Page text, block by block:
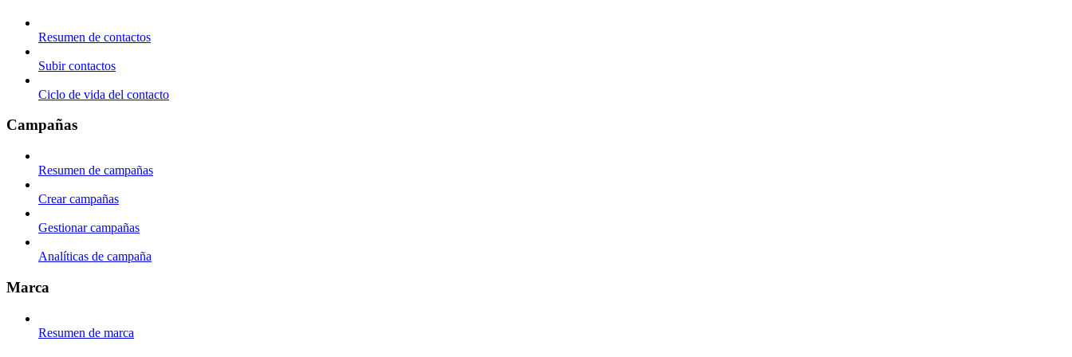
Resumen de contactos
Subir contactos
Ciclo de vida del contacto
Campañas
Resumen de campañas
Crear campañas
Gestionar campañas
Analíticas de campaña
Marca
Resumen de marca